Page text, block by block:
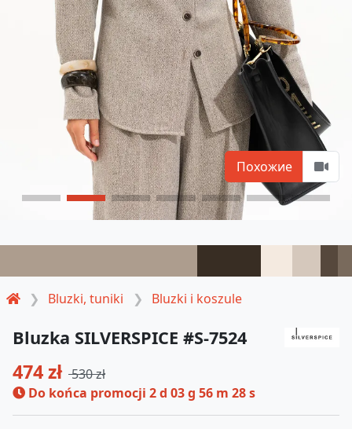
Bluzki, tuniki Bluzki i koszule
Похожие
Bluzka SILVERSPICE #S-7524
474 zł 530 zł
Do końca promocji 2 d 03 g 56 m 27 s